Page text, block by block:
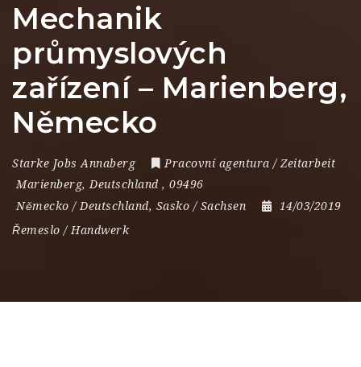
Mechanik
průmyslových
zařízení – Marienberg,
Německo
Starke Jobs Annaberg
Pracovní agentura / Zeitarbeit
Marienberg, Deutschland , 09496
Německo / Deutschland, Sasko / Sachsen
14/03/2019
Řemeslo / Handwerk